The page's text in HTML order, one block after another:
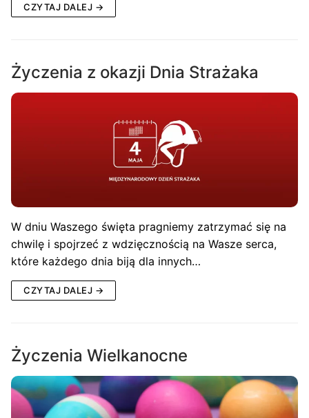
CZYTAJ DALEJ →
Życzenia z okazji Dnia Strażaka
W dniu Waszego święta pragniemy zatrzymać się na
chwilę i spojrzeć z wdzięcznością na Wasze serca,
które każdego dnia biją dla innych…
CZYTAJ DALEJ →
Życzenia Wielkanocne